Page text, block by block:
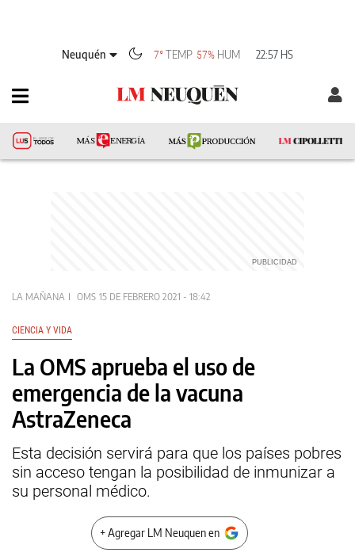
Neuquén 7° TEMP 57% HUM 22:57 HS
LA MAÑANA OMS 15 DE FEBRERO 2021 - 18:42
CIENCIA Y VIDA
La OMS aprueba el uso de
emergencia de la vacuna
AstraZeneca
Esta decisión servirá para que los países pobres
sin acceso tengan la posibilidad de inmunizar a
su personal médico.
+ Agregar LM Neuquen en